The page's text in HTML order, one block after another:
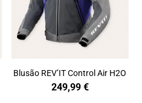
Blusão REV’IT Control Air H2O
249,99 €